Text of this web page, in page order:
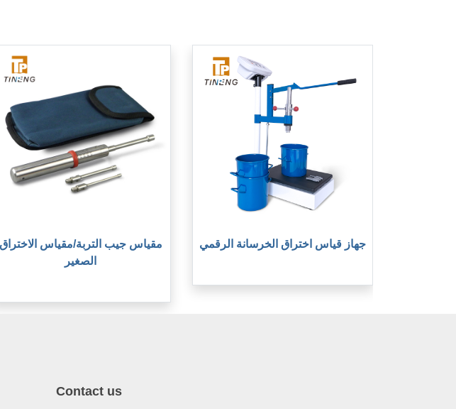
مقياس جيب التربة/مقياس الاختراق
الصغير
جهاز قياس اختراق الخرسانة الرقمي
Contact us